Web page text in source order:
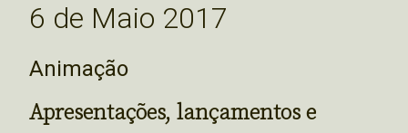
6 de Maio 2017
Animação
Apresentações, lançamentos e